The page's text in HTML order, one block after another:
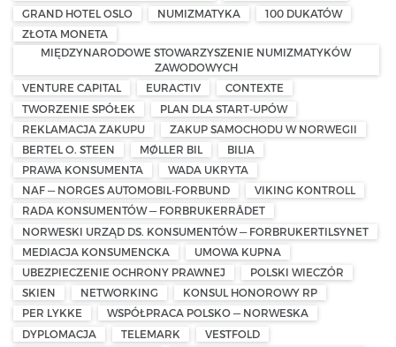
GRAND HOTEL OSLO
NUMIZMATYKA
100 DUKATÓW
ZŁOTA MONETA
MIĘDZYNARODOWE STOWARZYSZENIE NUMIZMATYKÓW
ZAWODOWYCH
VENTURE CAPITAL
EURACTIV
CONTEXTE
TWORZENIE SPÓŁEK
PLAN DLA START-UPÓW
REKLAMACJA ZAKUPU
ZAKUP SAMOCHODU W NORWEGII
BERTEL O. STEEN
MØLLER BIL
BILIA
PRAWA KONSUMENTA
WADA UKRYTA
NAF — NORGES AUTOMOBIL-FORBUND
VIKING KONTROLL
RADA KONSUMENTÓW — FORBRUKERRÅDET
NORWESKI URZĄD DS. KONSUMENTÓW — FORBRUKERTILSYNET
MEDIACJA KONSUMENCKA
UMOWA KUPNA
UBEZPIECZENIE OCHRONY PRAWNEJ
POLSKI WIECZÓR
SKIEN
NETWORKING
KONSUL HONOROWY RP
PER LYKKE
WSPÓŁPRACA POLSKO — NORWESKA
DYPLOMACJA
TELEMARK VESTFOLD